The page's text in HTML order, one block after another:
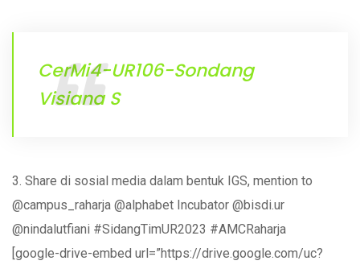
CerMi4-UR106-Sondang
Visiana S
3. Share di sosial media dalam bentuk IGS, mention to
@campus_raharja @alphabet Incubator @bisdi.ur
@nindalutfiani #SidangTimUR2023 #AMCRaharja
[google-drive-embed url=”https://drive.google.com/uc?